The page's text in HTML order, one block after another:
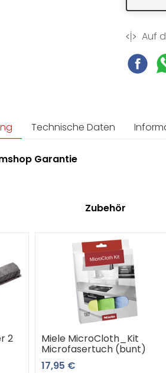
Auf
Technische Daten
Garantie
Zubehör
2 Miele MicroCloth_Kit
Microfasertuch (bunt)
17,95 €